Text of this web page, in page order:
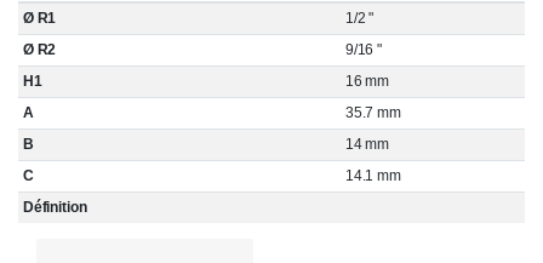
Ø R1
1/2 "
Ø R2
9/16 "
H1
16 mm
A
35.7 mm
B
14 mm
C
14.1 mm
Définition